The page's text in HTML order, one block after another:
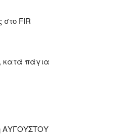
FIR
κατά πάγια
ΑΥΓΟΥΣΤΟΥ